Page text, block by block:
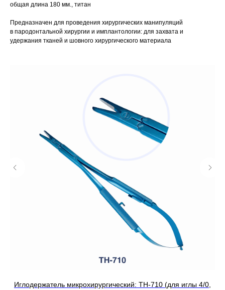
общая длина 180 мм., титан
Предназначен для проведения хирургических манипуляций
в пародонтальной хирургии и имплантологии: для захвата и
удержания тканей и шовного хирургического материала
Иглодержатель микрохирургический: TH-710 (для иглы 4/0,